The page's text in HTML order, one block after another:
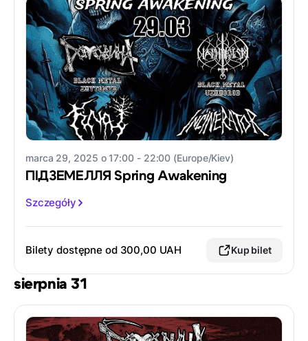
marca 29, 2025 o 17:00 - 22:00 (Europe/Kiev)
ПІДЗЕМЕЛЛЯ Spring Awakening
Szczegóły
Bilety dostępne od 300,00 UAH Kup bilet
sierpnia 31